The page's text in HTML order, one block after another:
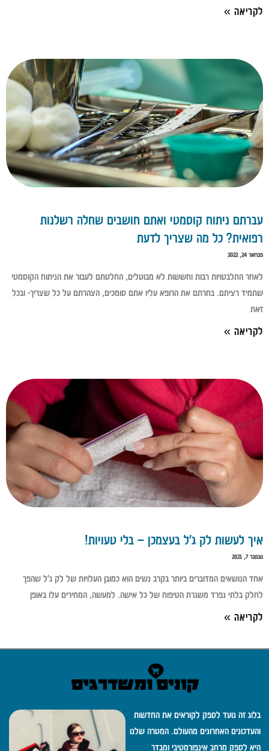
לקריאה »
עברתם ניתוח קוסמטי ואתם חושבים שחלה רשלנות
רפואית? כל מה שצריך לדעת
פברואר 24, 2022
לאחר התלבטויות רבות וחששות לא מבוטלים, החלטתם לעבור את הניתוח הקוסמטי
שתמיד רציתם. בחרתם את הרופא עליו אתם סומכים, הצהרתם על כל שצריך- ובכל
זאת
לקריאה »
איך לעשות לק ג'ל בעצמכן – בלי טעויות!
נובמבר 7, 2021
אחד הנושאים המדוברים ביותר בקרב נשים הוא כמובן העלויות של לק ג'ל שהפך
לחלק בלתי נפרד משגרת הטיפוח של כל אישה. למעשה, המחירים עלו באופן
לקריאה »
בלוג זה נועד לספק לקוראים את החדשות
והעדכונים האחרונים מהעולם. המטרה שלנו
היא לספק מרחב אינפורמטיבי ומבדר